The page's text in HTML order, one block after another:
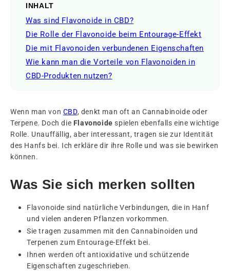
INHALT
Was sind Flavonoide in CBD?
Die Rolle der Flavonoide beim Entourage-Effekt
Die mit Flavonoiden verbundenen Eigenschaften
Wie kann man die Vorteile von Flavonoiden in
CBD-Produkten nutzen?
Wenn man von CBD, denkt man oft an Cannabinoide oder
Terpene. Doch die Flavonoide spielen ebenfalls eine wichtige
Rolle. Unauffällig, aber interessant, tragen sie zur Identität
des Hanfs bei. Ich erkläre dir ihre Rolle und was sie bewirken
können.
Was Sie sich merken sollten
Flavonoide sind natürliche Verbindungen, die in Hanf
und vielen anderen Pflanzen vorkommen.
Sie tragen zusammen mit den Cannabinoiden und
Terpenen zum Entourage-Effekt bei.
Ihnen werden oft antioxidative und schützende
Eigenschaften zugeschrieben.